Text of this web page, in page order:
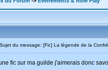
du message: [Fic] La légende de la
fic sur ma guilde j'aimerais donc